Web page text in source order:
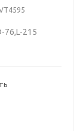
76,L-215